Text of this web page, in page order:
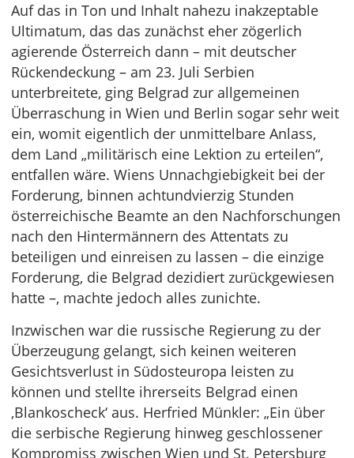
Auf das in Ton und Inhalt nahezu inakzeptable
Ultimatum, das das zunächst eher zögerlich
agierende Österreich dann – mit deutscher
Rückendeckung – am 23. Juli Serbien
unterbreitete, ging Belgrad zur allgemeinen
Überraschung in Wien und Berlin sogar sehr weit
ein, womit eigentlich der unmittelbare Anlass,
dem Land „militärisch eine Lektion zu erteilen“,
entfallen wäre. Wiens Unnachgiebigkeit bei der
Forderung, binnen achtundvierzig Stunden
österreichische Beamte an den Nachforschungen
nach den Hintermännern des Attentats zu
beteiligen und einreisen zu lassen – die einzige
Forderung, die Belgrad dezidiert zurückgewiesen
hatte –, machte jedoch alles zunichte.
Inzwischen war die russische Regierung zu der
Überzeugung gelangt, sich keinen weiteren
Gesichtsverlust in Südosteuropa leisten zu
können und stellte ihrerseits Belgrad einen
‚Blankoscheck‘ aus. Herfried Münkler: „Ein über
die serbische Regierung hinweg geschlossener
Kompromiss zwischen Wien und St. Petersburg